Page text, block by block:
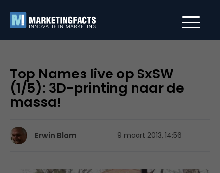
Top Names live op SxSW
(1/5): 3D-printing naar de
massa!
Erwin Blom 9 maart 2013, 14:56